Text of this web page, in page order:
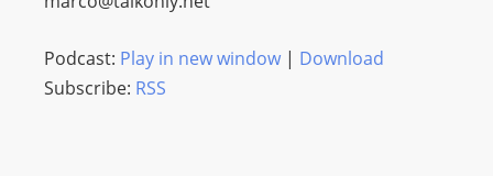
Podcast: Play in new window| Download
Subscribe: RSS